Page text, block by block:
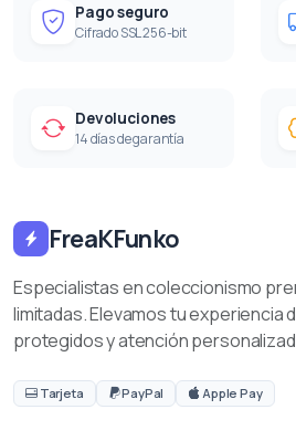
Pago seguro
Cifrado SSL 256-bit
Devoluciones
14 días de garantía
FreaKFunko
Especialistas en coleccionismo
limitadas. Elevamos tu experiencia
protegidos y atención
Tarjeta PayPal Apple Pay